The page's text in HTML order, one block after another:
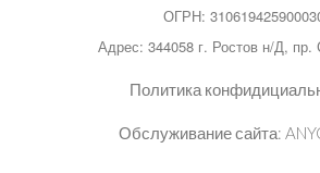
ОГРН:
Адрес: 344058 г. Ростов н/Д, пр.
Политика
Обслуживание сайта: